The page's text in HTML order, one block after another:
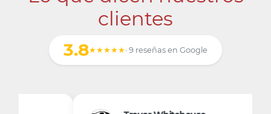
clientes
3.8★★★★★· 9 reseñas en Google